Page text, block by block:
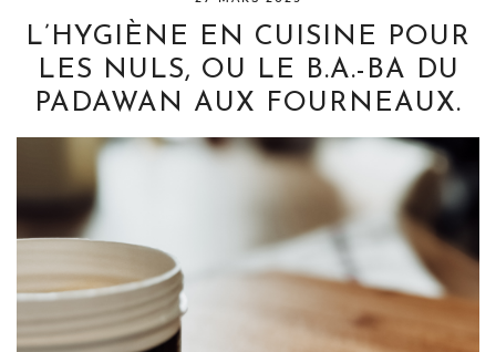
L’HYGIÈNE EN CUISINE POUR
LES NULS, OU LE B.A.-BA DU
PADAWAN AUX FOURNEAUX.